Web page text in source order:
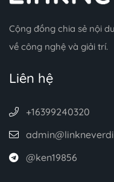
Cộng đồng chia sẻ nội
về công nghệ và giải trí.
Liên hệ
+16399240320
@ken19856